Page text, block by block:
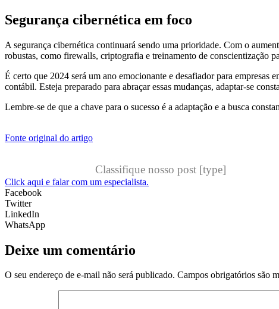
Segurança cibernética em foco
A segurança cibernética continuará sendo uma prioridade. Com o
robustas, como firewalls, criptografia e treinamento de conscientização
É certo que 2024 será um ano emocionante e desafiador para
contábil. Esteja preparado para abraçar essas mudanças, adaptar-se
Lembre-se de que a chave para o sucesso é a adaptação e a busca
Fonte original do artigo
Classifique nosso post [type]
Click aqui e falar com um especialista.
Facebook
Twitter
LinkedIn
WhatsApp
Deixe um comentário
O seu endereço de e-mail não será publicado. Campos obrigatórios são